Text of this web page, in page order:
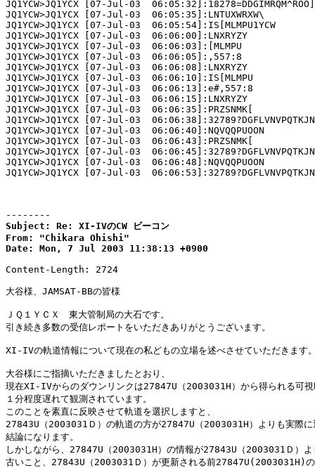
JQ1YCW>JQ1YCX [07-Jul-03  06:05:32]:18278=DDGIMRQM^ROO]
JQ1YCW>JQ1YCX [07-Jul-03  06:05:35]:LNTUXWRXW\
JQ1YCW>JQ1YCX [07-Jul-03  06:05:54]:IS[MLMPU1YCW
JQ1YCW>JQ1YCX [07-Jul-03  06:06:00]:LNXRYZY
JQ1YCW>JQ1YCX [07-Jul-03  06:06:03]:[MLMPU
JQ1YCW>JQ1YCX [07-Jul-03  06:06:05]:,557:8
JQ1YCW>JQ1YCX [07-Jul-03  06:06:08]:LNXRYZY
JQ1YCW>JQ1YCX [07-Jul-03  06:06:10]:IS[MLMPU
JQ1YCW>JQ1YCX [07-Jul-03  06:06:13]:e#,557:8
JQ1YCW>JQ1YCX [07-Jul-03  06:06:15]:LNXRYZY
JQ1YCW>JQ1YCX [07-Jul-03  06:06:35]:PRZSNMK[
JQ1YCW>JQ1YCX [07-Jul-03
JQ1YCW>JQ1YCX [07-Jul-03  06:06:40]:NQVQQPUOON
JQ1YCW>JQ1YCX [07-Jul-03  06:06:43]:PRZSNMK[
JQ1YCW>JQ1YCX [07-Jul-03
JQ1YCW>JQ1YCX [07-Jul-03  06:06:48]:NQVQQPUOON
JQ1YCW>JQ1YCX [07-Jul-03
--------
Subject: Re: XI-IVのCW ビーコン
From: "Chikara Ohishi"
Date: Mon, 7 Jul 2003 11:38:13 +0900
Content-Length: 2724
大谷様、JAMSAT-BBの皆様
ＪＱ１ＹＣＸ　東大管制局の大石です。
引き続き多数の受信レポートをいただきありがとうございます。
XI-IVの軌道情報について現在の私どもの立場を述べさせていただきます
大谷様にご指摘いただきましたとおり、
現在XI-IVからのダウンリンクは27847U（2003031H）から得られる可視
１分程度遅れて観測されています。
このことを素直に反映させて軌道を選択しますと、
27843U（2003031Ｄ）の軌道の方が27847U（2003031H）よりも実際に
結論になります。
しかしながら、27847U（2003031H）の情報が27843U（2003031Ｄ）よ
古いこと、27843U（2003031Ｄ）が更新される前27847U(2003031H)